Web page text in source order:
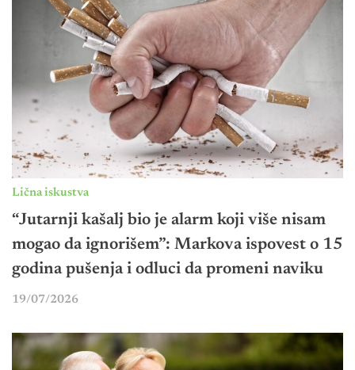
Lična iskustva
“Jutarnji kašalj bio je alarm koji više nisam
mogao da ignorišem”: Markova ispovest o 15
godina pušenja i odluci da promeni naviku
19/07/2026